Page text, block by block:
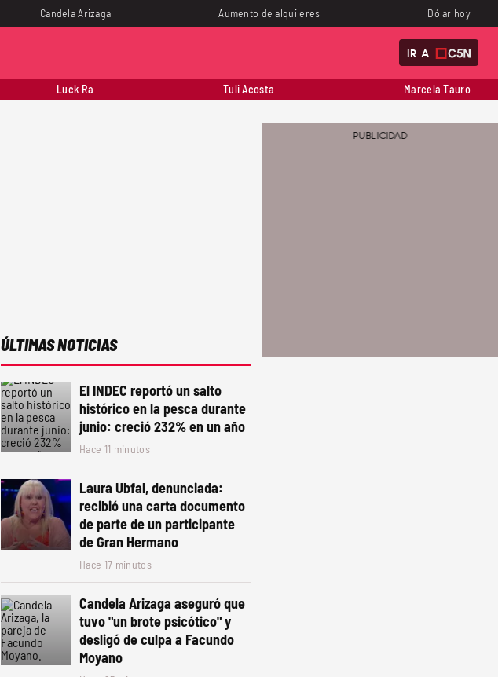
Candela Arizaga Aumento de alquileres Dólar hoy
IR A
Luck Ra Tuli Acosta Marcela Tauro
ÚLTIMAS NOTICIAS
El INDEC reportó un salto
histórico en la pesca durante
junio: creció 232% en un año
Hace 11 minutos
Laura Ubfal, denunciada:
recibió una carta documento
de parte de un participante
de Gran Hermano
Hace 17 minutos
Candela Arizaga aseguró que
tuvo "un brote psicótico" y
desligó de culpa a Facundo
Moyano